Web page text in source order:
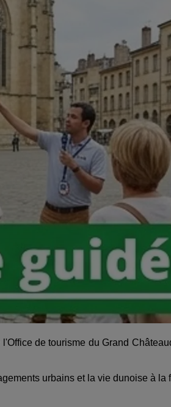
de tourisme du Grand
urbains et la vie dunoise à la